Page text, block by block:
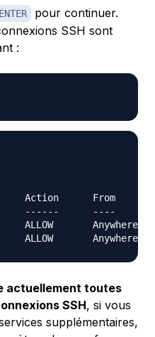
ENTER
pour continuer.
SSH sont
:
Action      From
------      ----
ALLOW       Anywhere
actuellement toutes
SSH, si vous
supplémentaires,